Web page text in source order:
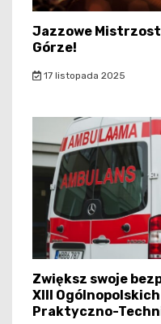
Jazzowe
Górze!
17 listopada 2025
Zwiększ swoje
XIII
Praktyczno-